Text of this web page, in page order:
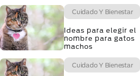
Cuidado Y Bienestar
Ideas para elegir el
nombre para gatos
machos
Cuidado Y Bienestar